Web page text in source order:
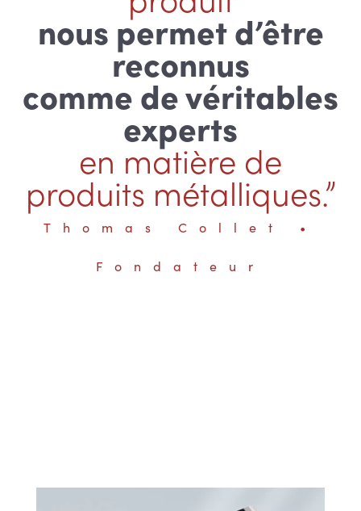
nous permet d’être
reconnus
comme de véritables
experts
en matière de
produits métalliques.”
Thomas Collet •
Fondateur